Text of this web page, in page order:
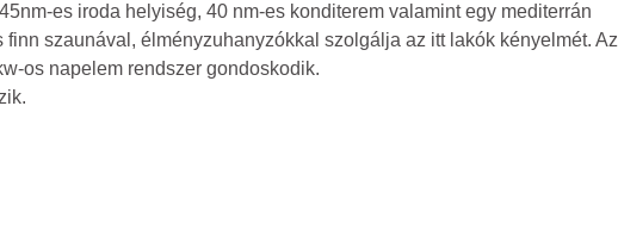
es iroda helyiség, 40 nm-es konditerem valamint egy mediterrán
szaunával, élményzuhanyzókkal szolgálja az itt lakók kényelmét. Az
os napelem rendszer gondoskodik.